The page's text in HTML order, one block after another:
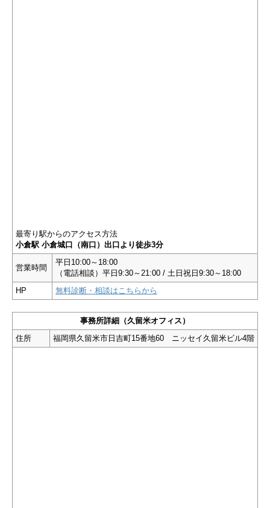
最寄り駅からのアクセス方法
小倉駅 小倉城口（南口）出口より徒歩3分
営業時間
平日10:00～18:00
（電話相談）平日9:30～21:00 / 土日祝日9:30～18:00
HP
無料診断・相談はこちらから
事務所詳細（久留米オフィス）
住所
福岡県久留米市日吉町15番地60 ニッセイ久留米ビル4階